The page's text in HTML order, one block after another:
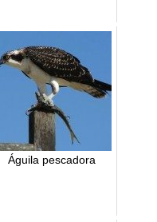
Águila pescadora